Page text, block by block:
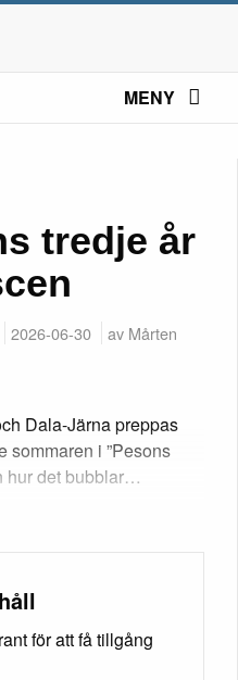
MENY
tredje år
2026-06-30
av Mårten
Dala-Järna preppas
sommaren i ”Pesons
hur det bubblar…
för att få tillgång